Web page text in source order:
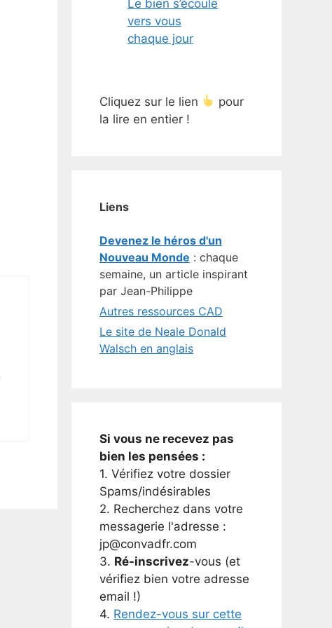
Le bien s’écoule
vers vous
chaque jour
Cliquez sur le lien
pour
la lire en entier !
Liens
Devenez le héros d'un
Nouveau Monde : chaque
semaine, un article inspirant
par Jean-Philippe
Autres ressources CAD
Le site de Neale Donald
Walsch en anglais
Si vous ne recevez pas
bien les pensées :
1. Vérifiez votre dossier
Spams/indésirables
2. Recherchez dans votre
messagerie l'adresse :
jp@convadfr.com
3. Ré-inscrivez-vous (et
vérifiez bien votre adresse
email !)
4. Rendez-vous sur cette